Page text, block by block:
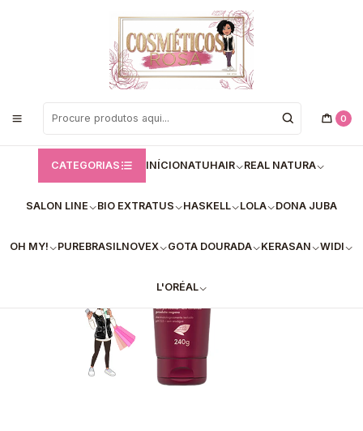
0
CATEGORIAS INÍCIONATUHAIR REAL NATURA
SALON LINE BIO EXTRATUS HASKELL LOLA DONA JUBA
OH MY! PUREBRASILNOVEX GOTA DOURADA KERASAN WIDI
L'ORÉAL
Bem vindos a Loja de Cosméticos Rosa!
✅Leave-in Quina Rosa Protetor térmico Haskell 150g